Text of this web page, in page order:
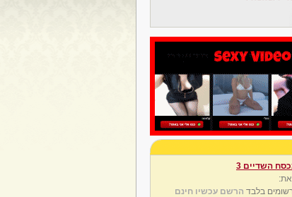
השדיים 3
בלבד הרשם עכשיו חינם